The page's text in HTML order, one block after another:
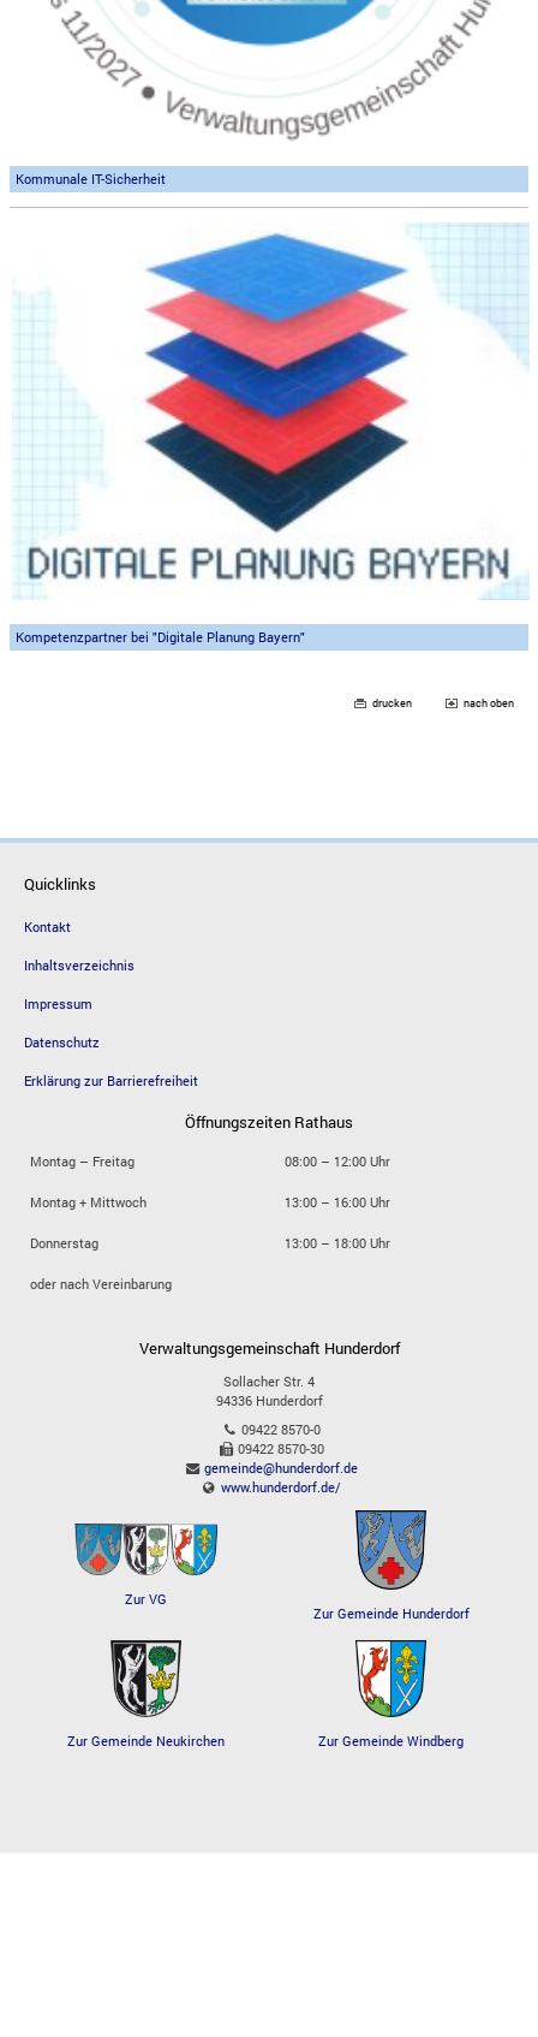
Kommunale IT-Sicherheit
Kompetenzpartner bei "Digitale Planung Bayern"
drucken nach oben
Quicklinks
Kontakt
Inhaltsverzeichnis
Impressum
Datenschutz
Erklärung zur Barrierefreiheit
Öffnungszeiten Rathaus
Montag – Freitag 08:00 – 12:00 Uhr
Montag + Mittwoch 13:00 – 16:00 Uhr
Donnerstag 13:00 – 18:00 Uhr
oder nach Vereinbarung
Verwaltungsgemeinschaft Hunderdorf
Sollacher Str. 4
94336 Hunderdorf
09422 8570-0
09422 8570-30
gemeinde@hunderdorf.de
www.hunderdorf.de/
Zur VG
Zur Gemeinde Hunderdorf
Zur Gemeinde Neukirchen Zur Gemeinde Windberg